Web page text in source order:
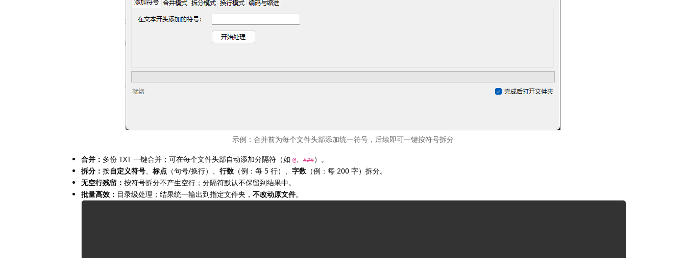
示例：合并前为每个文件头部添加统一符号，后续即可一键按符号拆分
合并： 多份 TXT 一键合并；可在每个文件头部自动添加分隔符（如 @、 ###）。
拆分： 按自定义符号、 标点 （句号/换行）、 行数 （例：每 5 行）、 字数 （例：每 200 字）拆分。
无空行残留： 按符号拆分不产生空行；分隔符默认不保留到结果中。
批量高效： 目录级处理；结果统一输出到指定文件夹， 不改动原文件。